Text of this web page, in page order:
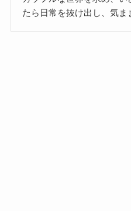
たら日常を抜け出し、気ま